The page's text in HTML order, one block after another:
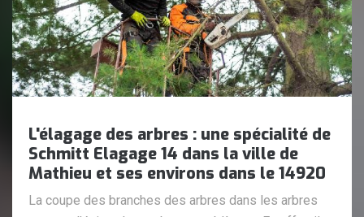
L'élagage des arbres : une spécialité de
Schmitt Elagage 14 dans la ville de
Mathieu et ses environs dans le 14920
La coupe des branches des arbres dans les arbres